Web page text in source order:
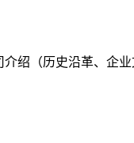
绍（历史沿革、企